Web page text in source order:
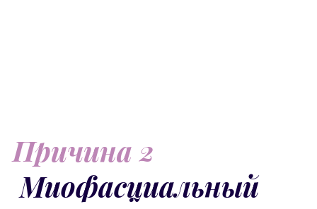
Причина 2
Миофасциальный